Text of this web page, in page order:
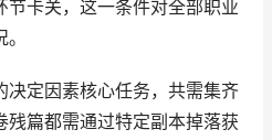
节卡关，这一条件对全部职业
定因素核心任务，共需集齐
残篇都需通过特定副本掉落获